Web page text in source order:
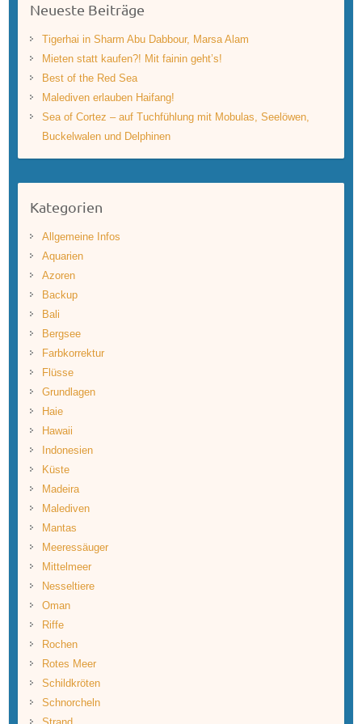
Neueste Beiträge
Tigerhai in Sharm Abu Dabbour, Marsa Alam
Mieten statt kaufen?! Mit fainin geht’s!
Best of the Red Sea
Malediven erlauben Haifang!
Sea of Cortez – auf Tuchfühlung mit Mobulas, Seelöwen,
Buckelwalen und Delphinen
Kategorien
Allgemeine Infos
Aquarien
Azoren
Backup
Bali
Bergsee
Farbkorrektur
Flüsse
Grundlagen
Haie
Hawaii
Indonesien
Küste
Madeira
Malediven
Mantas
Meeressäuger
Mittelmeer
Nesseltiere
Oman
Riffe
Rochen
Rotes Meer
Schildkröten
Schnorcheln